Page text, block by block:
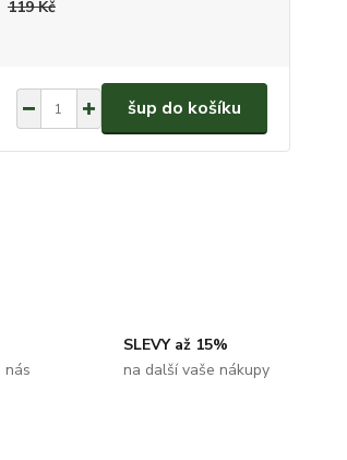
119 Kč
šup do košíku
nás
SLEVY až 15%
na další vaše nákupy